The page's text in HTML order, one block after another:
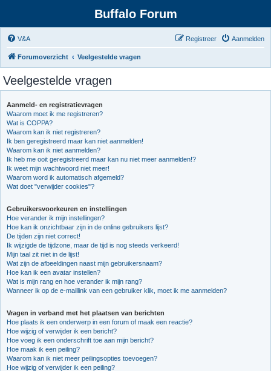
Buffalo Forum
V&A Aanmelden
Registreer
Forumoverzicht Veelgestelde vragen
Veelgestelde vragen
Aanmeld- en registratievragen
Waarom moet ik me registreren?
Wat is COPPA?
Waarom kan ik niet registreren?
Ik ben geregistreerd maar kan niet aanmelden!
Waarom kan ik niet aanmelden?
Ik heb me ooit geregistreerd maar kan nu niet meer aanmelden!?
Ik weet mijn wachtwoord niet meer!
Waarom word ik automatisch afgemeld?
Wat doet "verwijder cookies"?
Gebruikersvoorkeuren en instellingen
Hoe verander ik mijn instellingen?
Hoe kan ik onzichtbaar zijn in de online gebruikers lijst?
De tijden zijn niet correct!
Ik wijzigde de tijdzone, maar de tijd is nog steeds verkeerd!
Mijn taal zit niet in de lijst!
Wat zijn de afbeeldingen naast mijn gebruikersnaam?
Hoe kan ik een avatar instellen?
Wat is mijn rang en hoe verander ik mijn rang?
Wanneer ik op de e-maillink van een gebruiker klik, moet ik me aanmelden?
Vragen in verband met het plaatsen van berichten
Hoe plaats ik een onderwerp in een forum of maak een reactie?
Hoe wijzig of verwijder ik een bericht?
Hoe voeg ik een onderschrift toe aan mijn bericht?
Hoe maak ik een peiling?
Waarom kan ik niet meer peilingsopties toevoegen?
Hoe wijzig of verwijder ik een peiling?